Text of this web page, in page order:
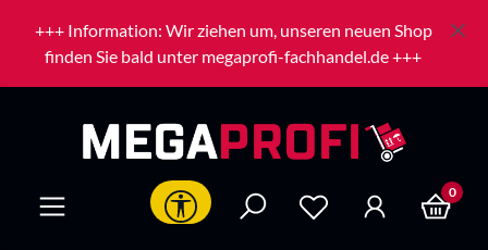
Zum Hauptinhalt springen
+++ Information: Wir ziehen um, unseren neuen Shop
finden Sie bald unter megaprofi-fachhandel.de +++
Werkzeugleiste anzeigen 0